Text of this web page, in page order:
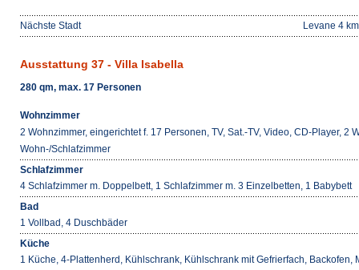
Nächste Stadt Levane 4 km
Ausstattung 37 - Villa Isabella
280 qm, max. 17 Personen
Wohnzimmer
2 Wohnzimmer, eingerichtet f. 17 Personen, TV, Sat.-TV, Video, CD-Player, 2
Wohn-/Schlafzimmer
Schlafzimmer
4 Schlafzimmer m. Doppelbett, 1 Schlafzimmer m. 3 Einzelbetten, 1 Babybett
Bad
1 Vollbad, 4 Duschbäder
Küche
1 Küche, 4-Plattenherd, Kühlschrank, Kühlschrank mit Gefrierfach,